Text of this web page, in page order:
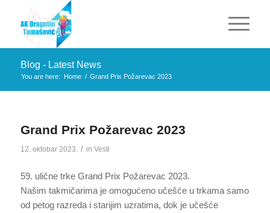
Blog - Latest News
You are here: Home / Grand Prix Požarevac 2023
Grand Prix Požarevac 2023
12. oktobar 2023. / in Vesti
59. ulične trke Grand Prix Požarevac 2023.
Našim takmičarima je omogućeno učešće u trkama samo
od petog razreda i starijim uzratima, dok je učešće